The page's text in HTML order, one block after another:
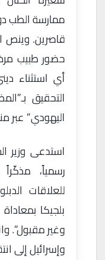
ممارسة الطب
قاصرين. وينص
حضور طبيب
أي استثناء
التحقيق
اليهودي”
استدعى وزير
رسمياً، مذكّراً
للعلاقات
بلجيكا
وغير مقبول”.
وإسرائيل إلى